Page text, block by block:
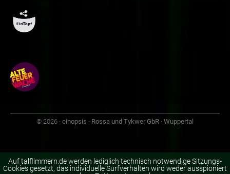
© 2026 · cinopsis · Rossa und Tykwer GbR · Wuppertal
Auf talflimmern.de werden lediglich technisch notwendige Sitzungs-
Cookies gesetzt, das individuelle Surfverhalten wird weder ausspioniert